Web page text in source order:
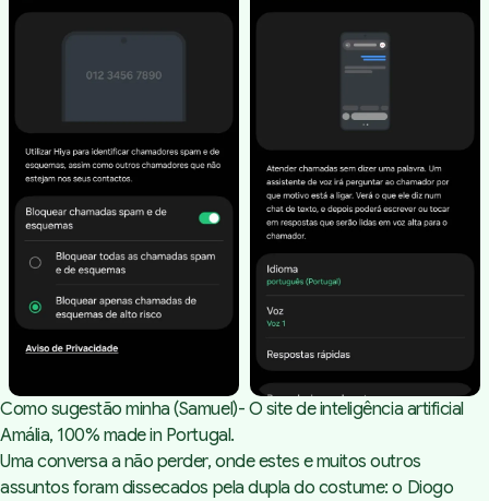
Como sugestão minha (Samuel)- O site de inteligência artificial
Amália, 100% made in Portugal.
Uma conversa a não perder, onde estes e muitos outros
assuntos foram dissecados pela dupla do costume: o Diogo